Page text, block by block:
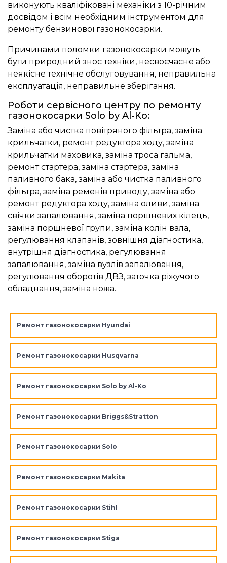
виконують кваліфіковані механіки з 10-річним
досвідом і всім необхідним інструментом для
ремонту бензинової газонокосарки.
Причинами поломки газонокосарки можуть
бути природний знос техніки, несвоєчасне або
неякісне технічне обслуговування, неправильна
експлуатація, неправильне зберігання.
Роботи сервісного центру по ремонту
газонокосарки Solo by Al-Ko:
Заміна або чистка повітряного фільтра, заміна
крильчатки, ремонт редуктора ходу, заміна
крильчатки маховика, заміна троса гальма,
ремонт стартера, заміна стартера, заміна
паливного бака, заміна або чистка паливного
фільтра, заміна ременів приводу, заміна або
ремонт редуктора ходу, заміна оливи, заміна
свічки запалювання, заміна поршневих кілець,
заміна поршневої групи, заміна колін вала,
регулювання клапанів, зовнішня діагностика,
внутрішня діагностика, регулювання
запалювання, заміна вузлів запалювання,
регулювання оборотів ДВЗ, заточка ріжучого
обладнання, заміна ножа.
Ремонт газонокосарки Hyundai
Ремонт газонокосарки Husqvarna
Ремонт газонокосарки Solo by Al-Ko
Ремонт газонокосарки Briggs&Stratton
Ремонт газонокосарки Solo
Ремонт газонокосарки Makita
Ремонт газонокосарки Stihl
Ремонт газонокосарки Stiga